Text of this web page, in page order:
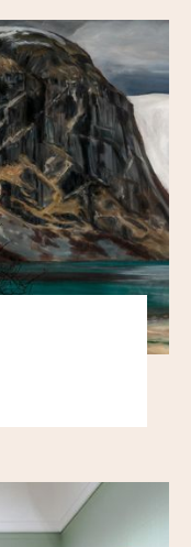
og står i
ute